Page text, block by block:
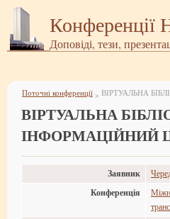
Доповіді, тези,
Поточні конференції » ВІРТУАЛЬНА
ВІРТУАЛЬНА
ІНФОРМАЦІЙНИЙ
Заявник
Конференція